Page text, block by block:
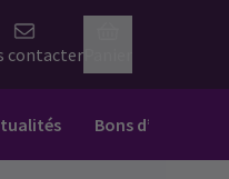
contacter
Bons d’achat